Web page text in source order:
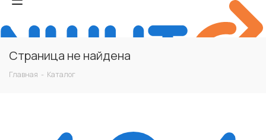
Страница не найдена
Главная - Каталог